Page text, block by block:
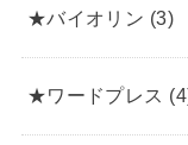
★バイオリン (3)
★ワードプレス